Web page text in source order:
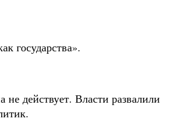
государства».
не действует. Власти развалили